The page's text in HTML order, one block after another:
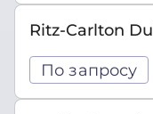
Ritz-Carlton
По запросу